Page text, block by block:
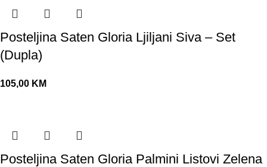
Posteljina Saten Gloria Ljiljani Siva – Set
(Dupla)
105,00 KM
Posteljina Saten Gloria Palmini Listovi Zelena